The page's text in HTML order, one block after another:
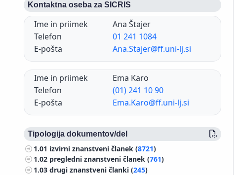
Kontaktna oseba za SICRIS
Ime in priimek
Ana Štajer
Telefon
01 241 1084
E-pošta
Ana.Stajer@ff.uni-lj.si
Ime in priimek
Ema Karo
Telefon
(01) 241 10 90
E-pošta
Ema.Karo@ff.uni-lj.si
Tipologija dokumentov/del
1.01 izvirni znanstveni članek (8721)
1.02 pregledni znanstveni članek (761)
1.03drugi znanstveni članki (245)